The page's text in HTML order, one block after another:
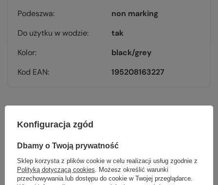
Podeszwa
non marking
Do użytku w wodzie
tak
Kolor
black/grey
Kod EAN
195208163227
Sprawdź
czy masz wszystko
Konfiguracja zgód
Dbamy o Twoją prywatność
Sklep korzysta z plików cookie w celu realizacji usług zgodnie z
Polityką dotyczącą cookies. Możesz określić warunki
przechowywania lub dostępu do cookie w Twojej przeglądarce.